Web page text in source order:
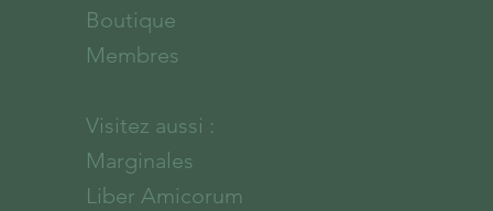
Boutique
Membres
Visitez aussi :
Marginales
Liber Amicorum